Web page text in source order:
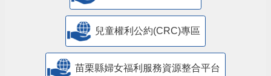
兒童權利公約(CRC)專區
苗栗縣婦女福利服務資源整合平台